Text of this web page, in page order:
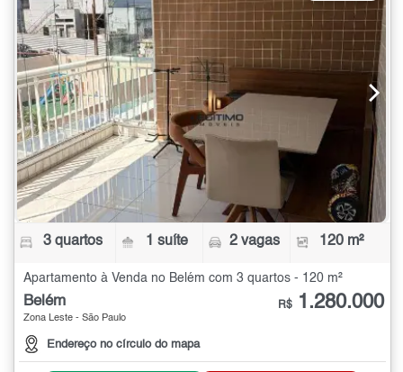
3 quartos 1 suíte 2 vagas 120 m²
Apartamento à Venda no Belém com 3 quartos - 120 m²
Belém
Zona Leste - São Paulo
Endereço no círculo do mapa
R$ 1.280.000